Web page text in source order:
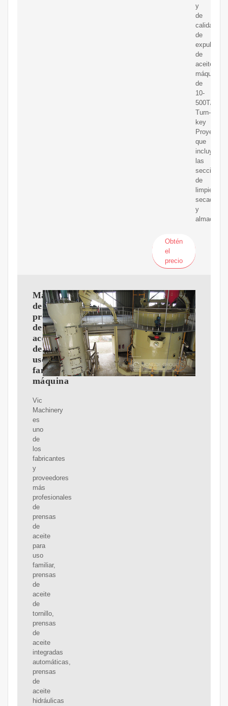
y
de
de
expulsores
de
aceite,
máquina
de
10-
500T/H
Turn-
key
Proyecto
que
incluye
las
secciones
de
limpieza,
secado
y
Obtén
el
precio
Máquina
de
prensado
de
aceite
de
uso
familiar,
máquina
Vic
Machinery
es
uno
de
los
fabricantes
y
proveedores
más
profesionales
de
prensas
de
aceite
para
uso
familiar,
prensas
de
aceite
de
tornillo,
prensas
de
aceite
integradas
automáticas,
prensas
de
aceite
hidráulicas